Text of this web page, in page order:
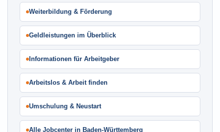
Weiterbildung & Förderung
Geldleistungen im Überblick
Informationen für Arbeitgeber
Arbeitslos & Arbeit finden
Umschulung & Neustart
Alle Jobcenter in Baden-Württemberg